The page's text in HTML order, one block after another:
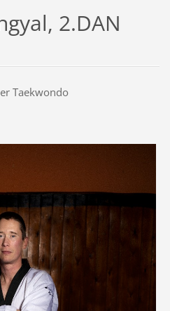
2.DAN
Taekwondo